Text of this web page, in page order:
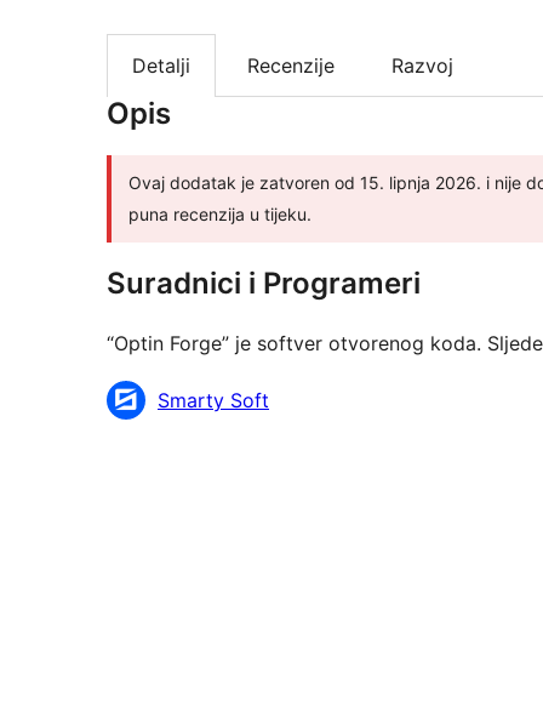
Detalji Recenzije Razvoj
Opis
Ovaj dodatak je zatvoren od 15. lipnja 2026. i nije
puna recenzija u tijeku.
Suradnici i Programeri
“Optin Forge” je softver otvorenog koda.
SuradniciSmarty Soft